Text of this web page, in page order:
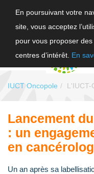
En poursuivant votre
site, vous acceptez
pour vous proposer
centres d’intérêt. En
IUCT Oncopole L'IUCT-
Lancement
: un
en
Un an après sa